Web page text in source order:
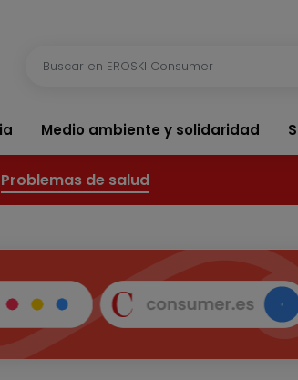
Medio ambiente y solidaridad
Problemas de salud